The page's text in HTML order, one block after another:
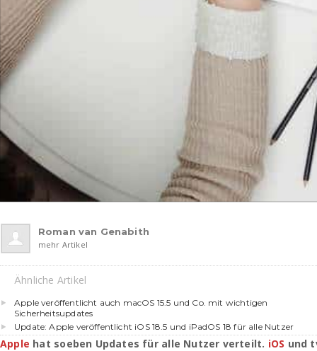
Roman van Genabith
mehr Artikel
Ähnliche Artikel
Apple veröffentlicht auch macOS 15.5 und Co. mit wichtigen
Sicherheitsupdates
Update: Apple veröffentlicht iOS 18.5 und iPadOS 18 für alle Nutzer
Apple hat soeben Updates für alle Nutzer verteilt. iOS und